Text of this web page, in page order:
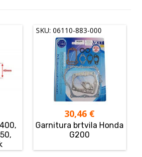
SKU: 06110-883-000
30,46 €
Garnitura brtvila Honda
G200